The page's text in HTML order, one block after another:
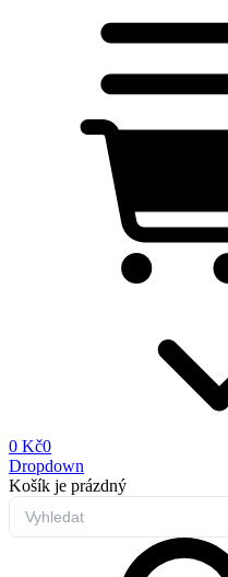
0 Kč0
Dropdown
Košík je prázdný